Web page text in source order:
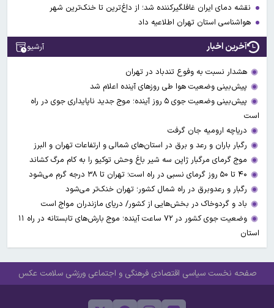
نقشه دمای ایران غافلگیرکننده شد؛ از داغ‌ترین تا خنک‌ترین شهر
هواشناسی استان تهران اطلاعیه داد
آخرین اخبار آرشیو
هشدار نسبت به وفوع تندباد در تهران
پیش‌بینی وضعیت هوا طی روزهای آینده اعلام شد
پیش‌بینی وضعیت جوی ۵ روز آینده؛ موج جدید ناپایداری جوی در راه
است
دریاچه ارومیه جان گرفت
رگبار باران و رعد و برق در استان‌های شمالی و ارتفاعات تهران و البرز
موج گرمای مرگبار ژاپن سه شیر باغ وحش توکیو را به کام مرگ کشاند
۴۰ تا ۵۰ روز گرمای نسبی در راه است؛ تهران تا ۳۸ درجه گرم می‌شود
رگبار و رعدوبرق در راه شمال کشور؛ تهران خنک‌تر می‌شود
باد و گردوخاک در بخش‌هایی از کشور/ دریای مازندران مواج است
وضعیت جوی کشور در ۷۲ ساعت آینده؛ موج بارش‌های تابستانه در راه ۱۱
استان
صفحه نخست سیاسی اقتصادی فرهنگی و اجتماعی ورزشی سلامت عکس